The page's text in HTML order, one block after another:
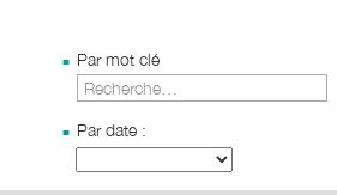
Par mot clé
Par date :